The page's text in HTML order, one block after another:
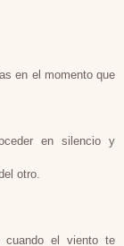
en el momento que
en silencio y
otro.
el viento te